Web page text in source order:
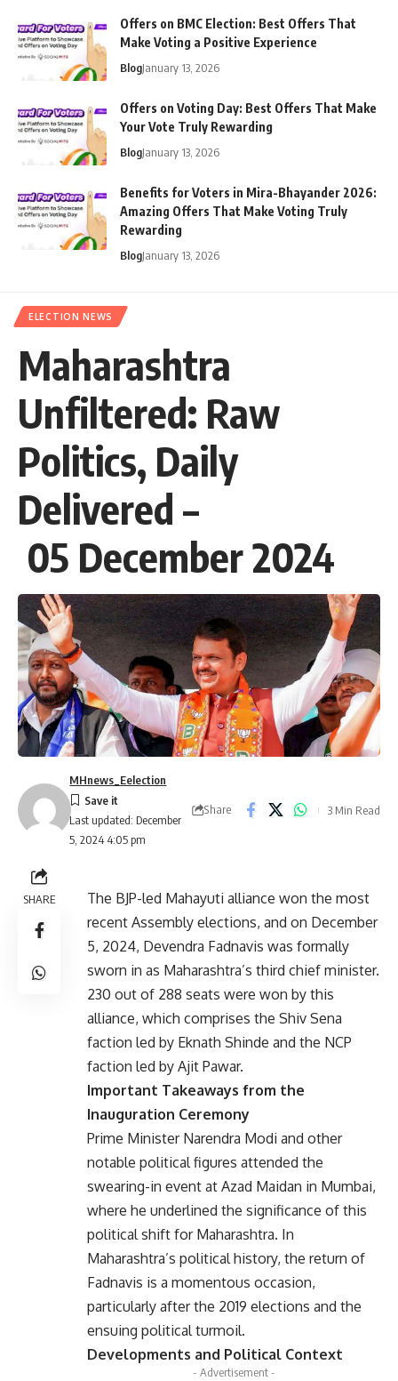
Offers on BMC Election: Best Offers That
Make Voting a Positive Experience
BlogJanuary 13, 2026
Offers on Voting Day: Best Offers That Make
Your Vote Truly Rewarding
BlogJanuary 13, 2026
Benefits for Voters in Mira-Bhayander 2026:
Amazing Offers That Make Voting Truly
Rewarding
BlogJanuary 13, 2026
ELECTION NEWS
Maharashtra
Unfiltered: Raw
Politics, Daily
Delivered –
05 December 2024
Last updated: December
5, 2024 4:05 pm
MHnews_Eelection
Share 3 Min Read
SHARE
The BJP-led Mahayuti alliance won the most
recent Assembly elections, and on December
5, 2024, Devendra Fadnavis was formally
sworn in as Maharashtra’s third chief minister.
230 out of 288 seats were won by this
alliance, which comprises the Shiv Sena
faction led by Eknath Shinde and the NCP
faction led by Ajit Pawar.
Important Takeaways from the
Inauguration Ceremony
Prime Minister Narendra Modi and other
notable political figures attended the
swearing-in event at Azad Maidan in Mumbai,
where he underlined the significance of this
political shift for Maharashtra. In
Maharashtra’s political history, the return of
Fadnavis is a momentous occasion,
particularly after the 2019 elections and the
ensuing political turmoil.
Developments and Political Context
- Advertisement -